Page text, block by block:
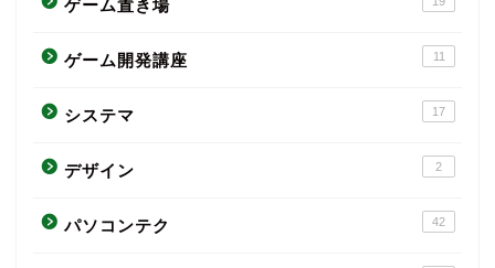
ゲーム置き場
ゲーム開発講座 11
システマ 17
デザイン 2
パソコンテク 42